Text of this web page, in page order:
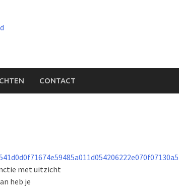
CONTACT
met uitzicht
heb je